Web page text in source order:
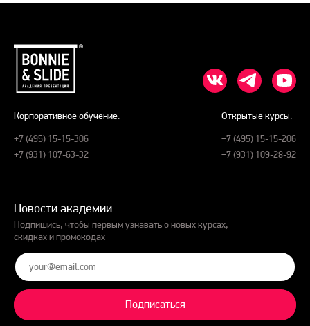
Корпоративное обучение:
+7 (495) 15-15-306
+7 (931) 107-63-32
Открытые курсы:
+7 (495) 15-15-206
+7 (931) 109-28-92
Новости академии
Подпишись, чтобы первым узнавать о новых курсах,
скидках и промокодах
Подписаться